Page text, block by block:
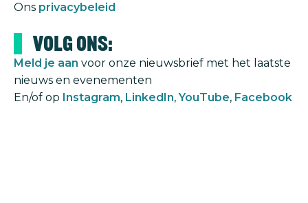
Ons privacybeleid
Volg ons:
Meld je aan voor onze nieuwsbrief met het laatste
nieuws en evenementen
En/of op Instagram, LinkedIn,YouTube, Facebook